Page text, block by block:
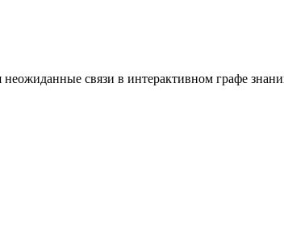
связи в интерактивном графе